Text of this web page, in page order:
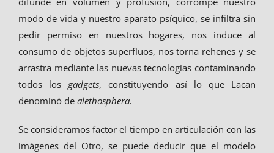
modo de vida y nuestro aparato psíquico, se infiltra sin
pedir permiso en nuestros hogares, nos induce al
consumo de objetos superfluos, nos torna rehenes y se
arrastra mediante las nuevas tecnologías contaminando
todos losgadgets, constituyendo así lo que Lacan
denominó de alethosphera.
Se consideramos factor el tiempo en articulación con las
imágenes del Otro, se puede deducir que el modelo